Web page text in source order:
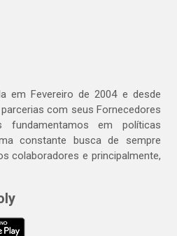
em Fevereiro de 2004 e desde
com seus Fornecedores
em políticas
constante busca de sempre
colaboradores e principalmente,